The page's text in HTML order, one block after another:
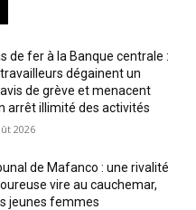
de fer à la Banque centrale :
travailleurs dégainent un
de grève et menacent
arrêt illimité des activités
2026
de Mafanco : une rivalité
vire au cauchemar,
jeunes femmes